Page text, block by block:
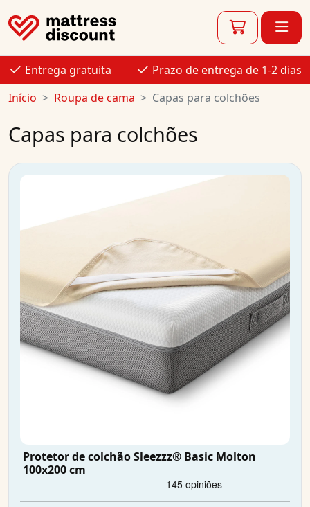
Entrega gratuita
Prazo de entrega de 1-2 dias
Início
Roupa de cama Capas para colchões
Capas para colchões
Protetor de colchão Sleezzz® Basic Molton
100x200 cm